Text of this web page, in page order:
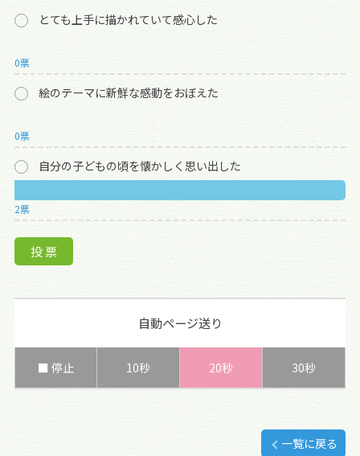
とても上手に描かれていて感心した
0票
絵のテーマに新鮮な感動をおぼえた
0票
自分の子どもの頃を懐かしく思い出した
2票
自動ページ送り
■ 停止 10秒 20秒 30秒
一覧に戻る